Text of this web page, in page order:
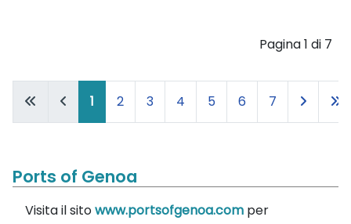
Pagina 1 di 7
1 2 3 4 5 6 7
Ports of Genoa
Visita il sitowww.portsofgenoa.com per